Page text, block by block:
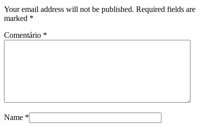
Your email address will not be published. Required fields are
marked *
Comentário *
Name *